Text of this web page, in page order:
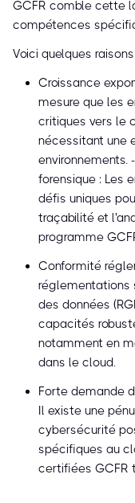
GCFR comble cette
compétences
Voici quelques
Croissance
mesure que les
critiques vers le
nécessitant une
environnements.
forensique : Les
défis uniques
traçabilité et
programme
Conformité
réglementations
des données
capacités
notamment en
dans le cloud.
Forte demande
Il existe une
cybersécurité
spécifiques au
certifiées GCFR